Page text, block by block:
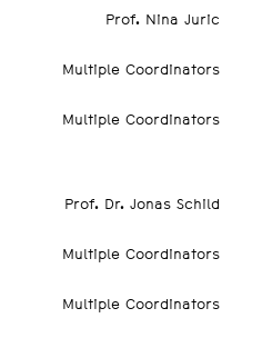
Prof. Nina Juric
Multiple Coordinators
Multiple Coordinators
Prof. Dr. Jonas Schild
Multiple Coordinators
Multiple Coordinators